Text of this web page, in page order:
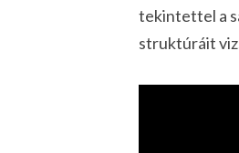
tekintettel a
struktúráit